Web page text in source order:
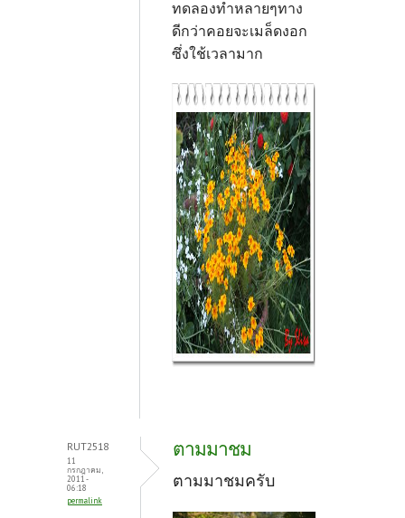
ทดลองทำหลายๆทาง
ดีกว่าคอยจะเมล็ดงอก
ซึ่งใช้เวลามาก
RUT2518
11
กรกฎาคม,
2011 -
06:18
permalink
ตามมาชม
ตามมาชมครับ